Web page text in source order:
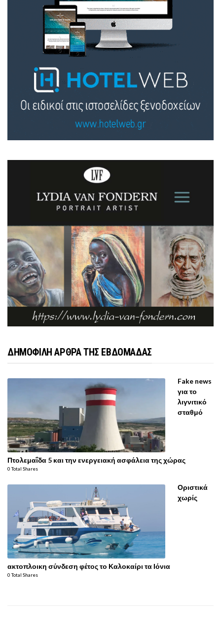
ΔΗΜΟΦΙΛΗ ΑΡΘΡΑ ΤΗΣ ΕΒΔΟΜΑΔΑΣ
Fake news
για το
λιγνιτικό
σταθμό
Πτολεμαΐδα 5 και την ενεργειακή ασφάλεια της χώρας
0 Total Shares
Οριστικά
χωρίς
ακτοπλοικη σύνδεση φέτος το Καλοκαίρι τα Ιόνια
0 Total Shares